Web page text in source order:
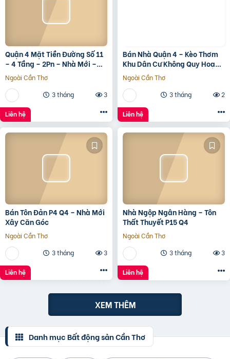
Quận 4 Mặt Tiền Đường Số 11
– 4 Tầng – 2Pn – Nhà Mới –
7.35 Tỷ Tl
Ngoài Cần Thơ
3 tháng
3
Liên hệ
Bán Nhà Quận 4 – Kèo Thơm
Khu Dân Cư Không Quy Hoạch
Cách Mặt Tiền Xóm Chiếu
30M
Ngoài Cần Thơ
3 tháng
2
Liên hệ
Bán Tôn Đản P4 Q4 – Nhà Mới
Xây Căn Góc
Ngoài Cần Thơ
3 tháng
3
Liên hệ
Nhà Ngộp Ngân Hàng – Tôn
Thất Thuyết P15 Q4
Ngoài Cần Thơ
3 tháng
3
Liên hệ
XEM THÊM
Danh mục Bất động sản Cần Thơ